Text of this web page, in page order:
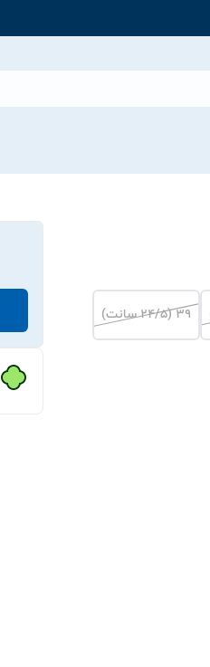
۳۹ (۲۴/۵ سانت)